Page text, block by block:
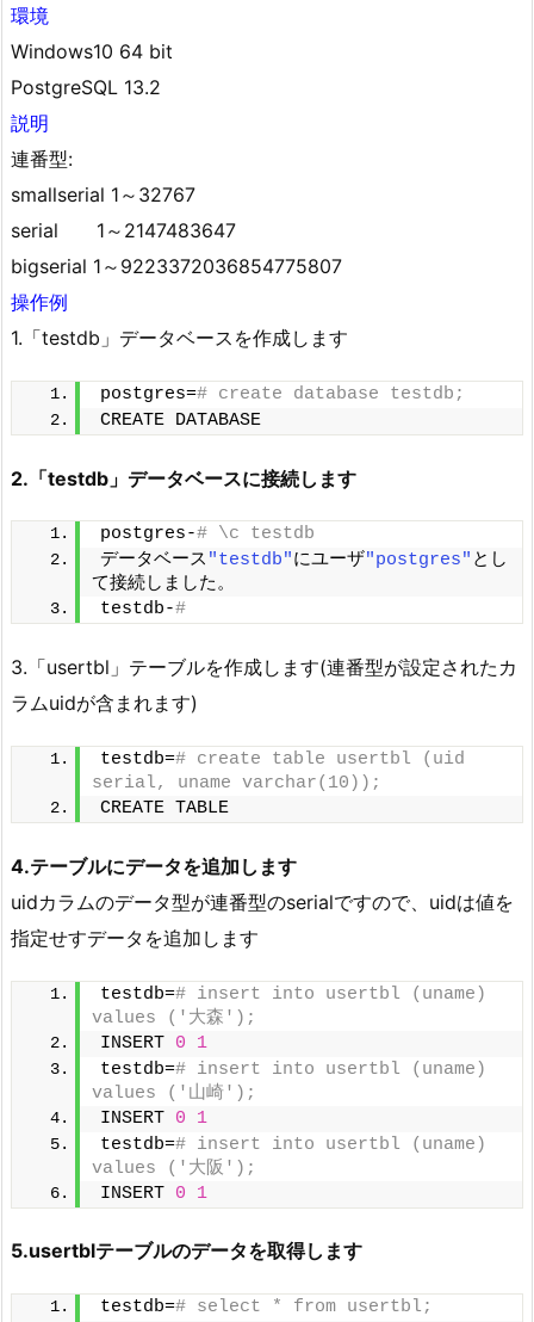
環境
Windows10 64 bit
PostgreSQL 13.2
説明
連番型:
smallserial 1～32767
serial 1～2147483647
bigserial 1～9223372036854775807
操作例
1.「testdb」データベースを作成します
postgres=# create database testdb;
CREATE DATABASE
2.「testdb」データベースに接続します
postgres-# \c testdb
データベース "testdb"にユーザ"postgres" とし
て接続しました。
testdb-#
3.「usertbl」テーブルを作成します(連番型が設定されたカ
ラムuidが含まれます)
testdb=# create table usertbl (uid
serial, uname varchar(10));
CREATE TABLE
4.テーブルにデータを追加します
uidカラムのデータ型が連番型のserialですので、uidは値を
指定せすデータを追加します
testdb=# insert into usertbl (uname)
values ('大森');
INSERT 0
1
testdb=# insert into usertbl (uname)
values ('山崎');
INSERT 0
1
testdb=# insert into usertbl (uname)
values ('大阪');
INSERT 0 1
5.usertblテーブルのデータを取得します
testdb=# select * from usertbl;